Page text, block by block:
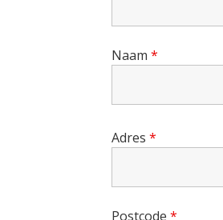
Naam*
Adres*
Postcode*